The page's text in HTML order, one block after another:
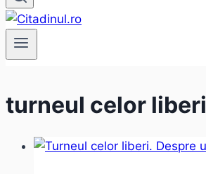
turneul celor liberi